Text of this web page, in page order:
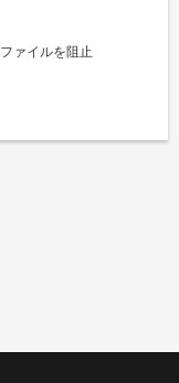
ァイルを阻止